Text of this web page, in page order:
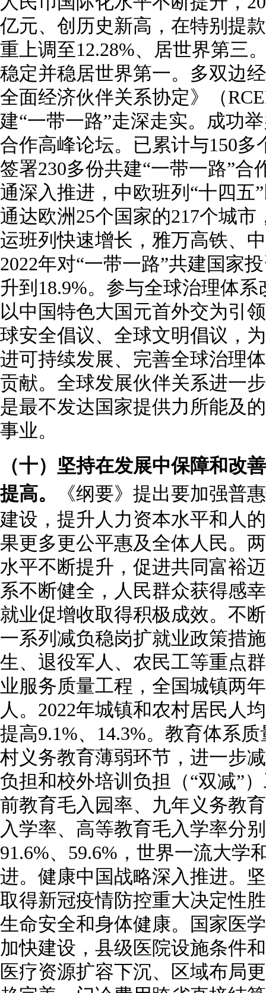
亿元、创历史新高，在特别提
重上调至12.28%、居世界第三
稳定并稳居世界第一。多双边
全面经济伙伴关系协定》（
建“一带一路”走深走实。成功
合作高峰论坛。已累计与150多
签署230多份共建“一带一路”
通深入推进，中欧班列“十四五
通达欧洲25个国家的217个城
运班列快速增长，雅万高铁、
2022年对“一带一路”共建国家
升到18.9%。参与全球治理体
以中国特色大国元首外交为引
球安全倡议、全球文明倡议，
进可持续发展、完善全球治理
贡献。全球发展伙伴关系进一
是最不发达国家提供力所能及
事业。
（十）坚持在发展中保障和改
提高。
《纲要》提出要加强普
建设，提升人力资本水平和人
果更多更公平惠及全体人民。
水平不断提升，促进共同富裕
系不断健全，人民群众获得感
就业促增收取得积极成效。不
一系列减负稳岗扩就业政策措
生、退役军人、农民工等重点
业服务质量工程，全国城镇两
人。2022年城镇和农村居民人
提高9.1%、14.3%。教育体系
村义务教育薄弱环节，进一步
负担和校外培训负担（“双减”
前教育毛入园率、九年义务教
入学率、高等教育毛入学率分
91.6%、59.6%，世界一流大学
进。健康中国战略深入推进。
取得新冠疫情防控重大决定性
生命安全和身体健康。国家医
加快建设，县级医院设施条件
医疗资源扩容下沉、区域布局